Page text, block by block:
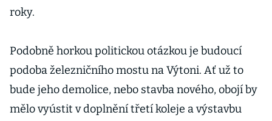
roky.
Podobně horkou politickou otázkou je budoucí
podoba železničního mostu na Výtoni. Ať už to
bude jeho demolice, nebo stavba nového, obojí by
mělo vyústit v doplnění třetí koleje a výstavbu